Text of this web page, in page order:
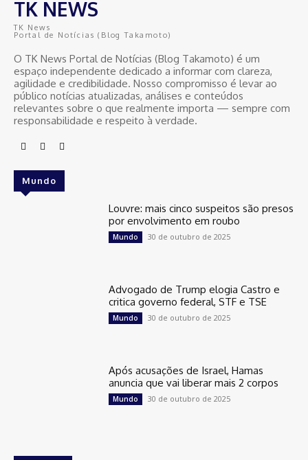
TK NEWS
TK News
Portal de Notícias (Blog Takamoto)
O TK News Portal de Notícias (Blog Takamoto) é um
espaço independente dedicado a informar com clareza,
agilidade e credibilidade. Nosso compromisso é levar ao
público notícias atualizadas, análises e conteúdos
relevantes sobre o que realmente importa — sempre com
responsabilidade e respeito à verdade.
Mundo
Louvre: mais cinco suspeitos são presos
por envolvimento em roubo
Mundo 30 de outubro de 2025
Advogado de Trump elogia Castro e
critica governo federal, STF e TSE
Mundo 30 de outubro de 2025
Após acusações de Israel, Hamas
anuncia que vai liberar mais 2 corpos
Mundo 30 de outubro de 2025